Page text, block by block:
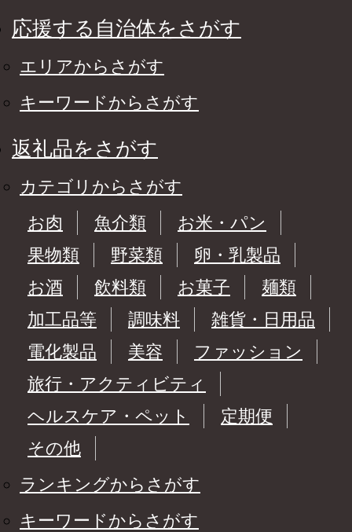
応援する自治体をさがす
エリアからさがす
キーワードからさがす
返礼品をさがす
カテゴリからさがす
お肉
魚介類
お米・パン
果物類
野菜類
卵・乳製品
お酒
飲料類 お菓子
麺類
加工品等
調味料
雑貨・日用品
電化製品
美容
ファッション
旅行・アクティビティ
ヘルスケア・ペット
定期便
その他
ランキングからさがす
キーワードからさがす